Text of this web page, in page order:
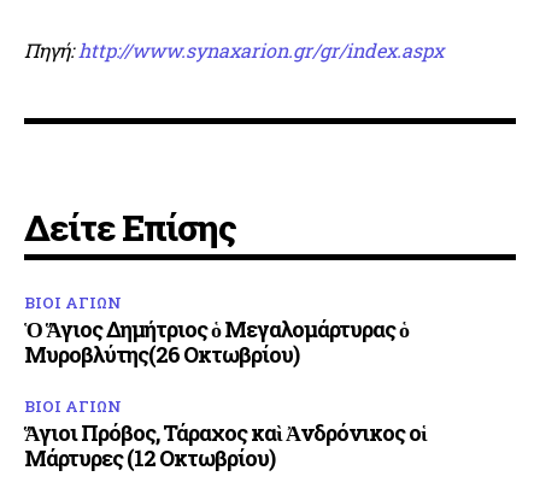
Πηγή:http://www.synaxarion.gr/gr/index.aspx
Δείτε Επίσης
ΒΙΟΙ ΑΓΙΩΝ
Ὁ Ἅγιος Δημήτριος ὁ Μεγαλομάρτυρας ὁ
Μυροβλύτης(26 Οκτωβρίου)
ΒΙΟΙ ΑΓΙΩΝ
Ἅγιοι Πρόβος, Τάραχος καὶ Ἀνδρόνικος οἱ
Μάρτυρες (12 Οκτωβρίου)